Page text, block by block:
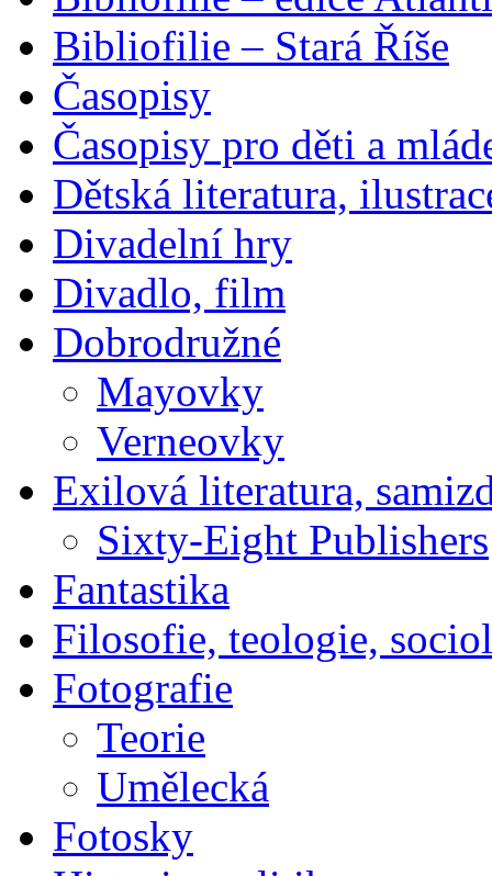
Bibliofilie – Stará Říše
Časopisy
Časopisy pro děti a
Dětská literatura,
Divadelní hry
Divadlo, film
Dobrodružné
Mayovky
Verneovky
Exilová literatura,
Sixty-Eight Publishers
Fantastika
Filosofie, teologie,
Fotografie
Teorie
Umělecká
Fotosky